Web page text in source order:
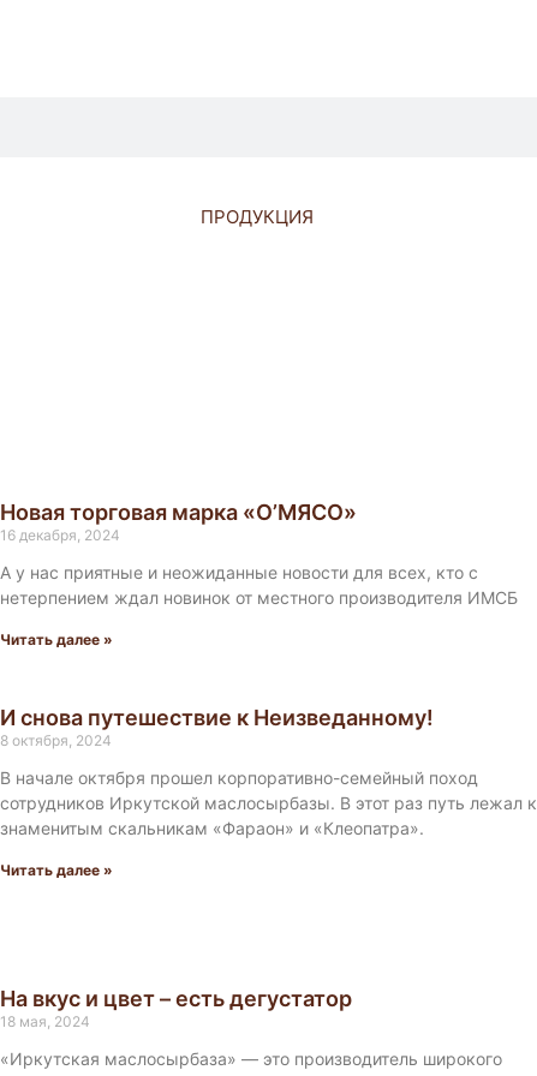
ПРОДУКЦИЯ
Новая торговая марка «О’МЯСО»
16 декабря, 2024
А у нас приятные и неожиданные новости для всех, кто с
нетерпением ждал новинок от местного производителя ИМСБ
Читать далее »
И снова путешествие к Неизведанному!
8 октября, 2024
В начале октября прошел корпоративно-семейный поход
сотрудников Иркутской маслосырбазы. В этот раз путь лежал к
знаменитым скальникам «Фараон» и «Клеопатра».
Читать далее »
На вкус и цвет – есть дегустатор
18 мая, 2024
«Иркутская маслосырбаза» — это производитель широкого